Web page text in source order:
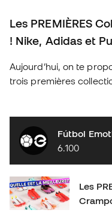
Les PREMIÈRES
! Nike, Adidas et
Aujourd’hui, on te
trois premières
technologies qui
crampons idéaux pour
ton modèle préféré ?
commentaire et
contenu exclusif sur le
👉 Abonne-toi et active
foot. SOCIAL : IG :
Fútbol
6.100
Les